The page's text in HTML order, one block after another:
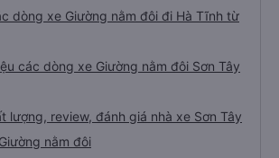
dòng xe Giường nằm đôi đi Hà Tĩnh từ
các dòng xe Giường nằm đôi Sơn Tây
lượng, review, đánh giá nhà xe Sơn Tây
nằm đôi